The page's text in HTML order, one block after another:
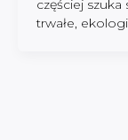
częściej szuka
trwałe,